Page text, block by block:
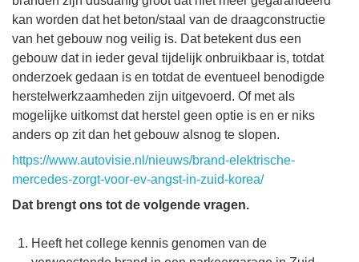
kan worden dat het beton/staal van de draagconstructie
van het gebouw nog veilig is. Dat betekent dus een
gebouw dat in ieder geval tijdelijk onbruikbaar is, totdat
onderzoek gedaan is en totdat de eventueel benodigde
herstelwerkzaamheden zijn uitgevoerd. Of met als
mogelijke uitkomst dat herstel geen optie is en er niks
anders op zit dan het gebouw alsnog te slopen.
https://www.autovisie.nl/nieuws/brand-elektrische-
mercedes-zorgt-voor-ev-angst-in-zuid-korea/
Dat brengt ons tot de volgende vragen.
Heeft het college kennis genomen van de